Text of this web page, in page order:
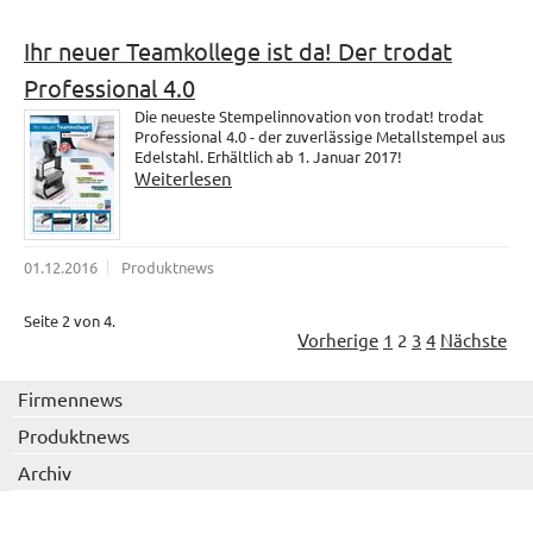
Ihr neuer Teamkollege ist da! Der trodat
Professional 4.0
Die neueste Stempelinnovation von trodat! trodat
Professional 4.0 - der zuverlässige Metallstempel aus
Edelstahl. Erhältlich ab 1. Januar 2017!
Weiterlesen
01.12.2016 Produktnews
Seite 2 von 4.
Vorherige 1 2 3 4 Nächste
Firmennews
Produktnews
Archiv